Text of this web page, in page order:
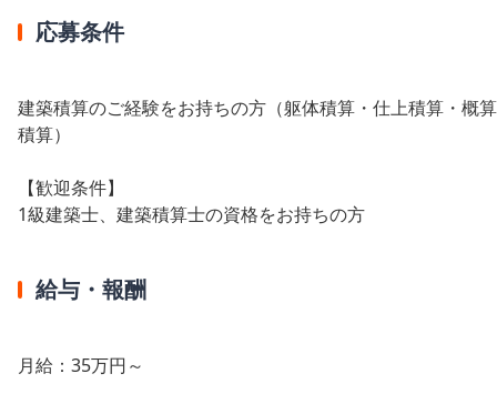
応募条件
建築積算のご経験をお持ちの方（躯体積算・仕上積算・概
積算）
【歓迎条件】
1級建築士、建築積算士の資格をお持ちの方
給与・報酬
月給：35万円～